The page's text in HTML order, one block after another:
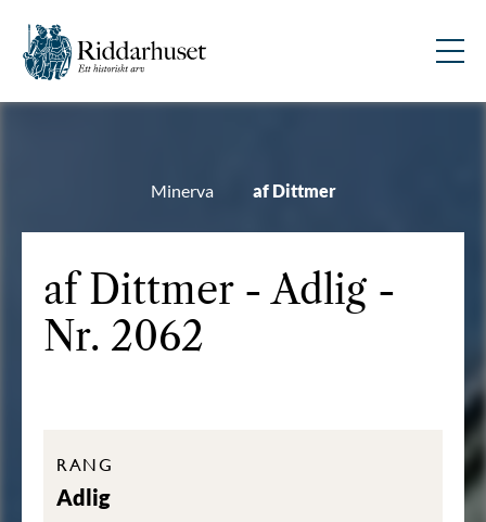
Minerva af Dittmer
af Dittmer - Adlig -
Nr. 2062
RANG
Adlig